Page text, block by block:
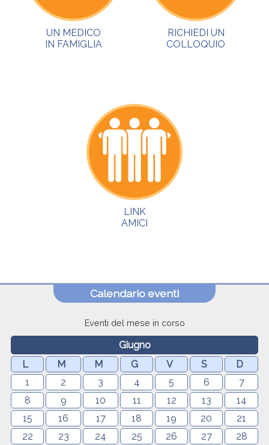
UN MEDICO
IN FAMIGLIA
RICHIEDI UN
COLLOQUIO
LINK
AMICI
Calendario eventi
Eventi del mese in corso
Giugno
L
M M G V S
D
1
2 3 4 5 6
7
8
9 10 11 12 13
14
15
16 17 18 19 20
21
22
23 24 25 26 27 28